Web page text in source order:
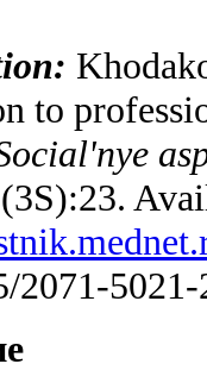
to
2071-